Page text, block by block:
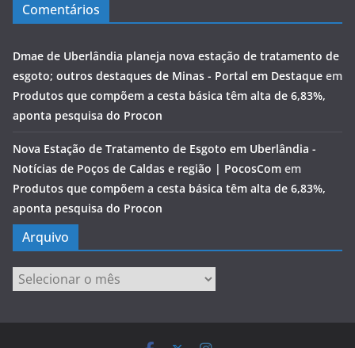
Comentários
Dmae de Uberlândia planeja nova estação de tratamento de
esgoto; outros destaques de Minas - Portal em Destaque em
Produtos que compõem a cesta básica têm alta de 6,83%,
aponta pesquisa do Procon
Nova Estação de Tratamento de Esgoto em Uberlândia -
Notícias de Poços de Caldas e região | PocosCom em
Produtos que compõem a cesta básica têm alta de 6,83%,
aponta pesquisa do Procon
Arquivo
Arquivo